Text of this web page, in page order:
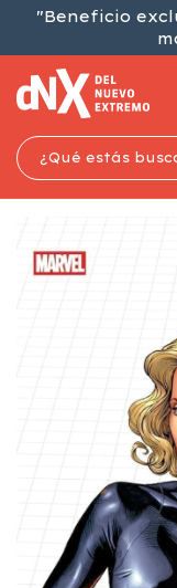
"Beneficio